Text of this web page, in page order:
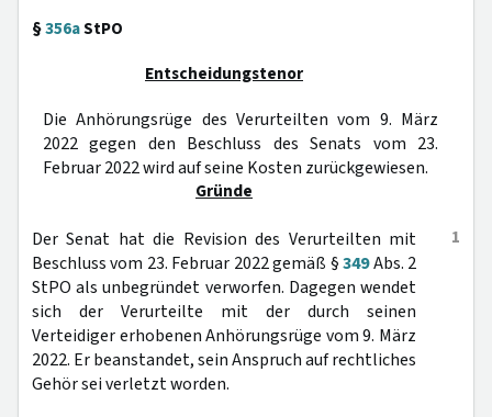
§356aStPO
Entscheidungstenor
Die Anhörungsrüge des Verurteilten vom 9. März
2022 gegen den Beschluss des Senats vom 23.
Februar 2022 wird auf seine Kosten zurückgewiesen.
Gründe
1
Der Senat hat die Revision des Verurteilten mit
Beschluss vom 23. Februar 2022 gemäß §349Abs. 2
StPO als unbegründet verworfen. Dagegen wendet
sich der Verurteilte mit der durch seinen
Verteidiger erhobenen Anhörungsrüge vom 9. März
2022. Er beanstandet, sein Anspruch auf rechtliches
Gehör sei verletzt worden.